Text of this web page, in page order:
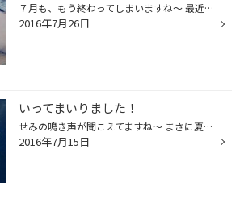
７月も、もう終わってしまいますね～ 最近は特に何もなくうちの家にいる猫の不細工な写真が とれたのでお見せします。 ポコちゃんです。 はい。どうでもいいですね～～ この子、ほんとにうるさくて目覚まし時計がいらないくらい 朝からないてます（笑） 私はもっと猫をたくさん飼いたいのですが、 ...
2016年7月26日
いってまいりました！
せみの鳴き声が聞こえてますね～ まさに夏というような感じ(-_-;) 暑いですが祭りに海に楽しみがたくさんですかね？？ 先日ぶらっと大阪・神戸へ～ 大阪では海遊館に行きました！小学生の修学旅行以来かな～ ジンベイザメ！これを見るのを楽しみにしてまして・・・ 迫力があって、そして魚の種類も...
2016年7月15日